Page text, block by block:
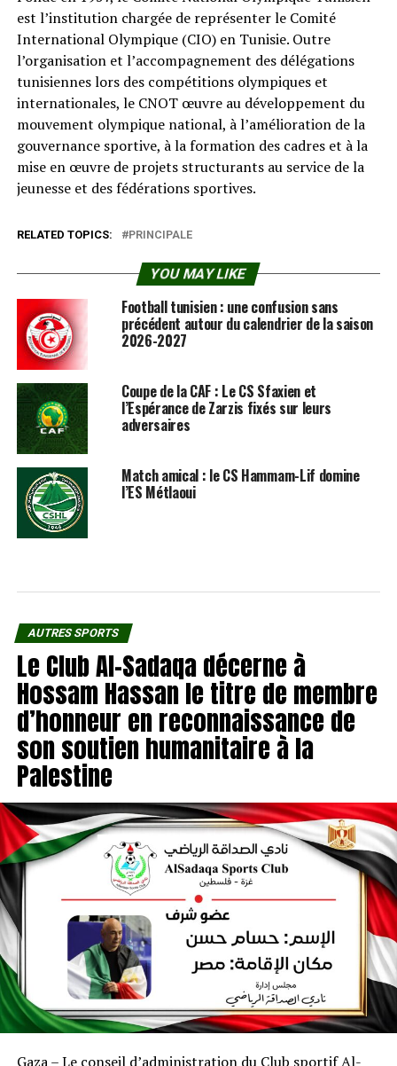
est l’institution chargée de représenter le Comité
International Olympique (CIO) en Tunisie. Outre
l’organisation et l’accompagnement des délégations
tunisiennes lors des compétitions olympiques et
internationales, le CNOT œuvre au développement du
mouvement olympique national, à l’amélioration de la
gouvernance sportive, à la formation des cadres et à la
mise en œuvre de projets structurants au service de la
jeunesse et des fédérations sportives.
RELATED TOPICS: PRINCIPALE
YOU MAY LIKE
Football tunisien : une confusion sans
précédent autour du calendrier de la saison
2026-2027
Coupe de la CAF : Le CS Sfaxien et
l’Espérance de Zarzis fixés sur leurs
adversaires
Match amical : le CS Hammam-Lif domine
l’ES Métlaoui
AUTRES SPORTS
Le Club Al-Sadaqa décerne à
Hossam Hassan le titre de membre
d’honneur en reconnaissance de
son soutien humanitaire à la
Palestine
Gaza – Le conseil d’administration du Club sportif Al-